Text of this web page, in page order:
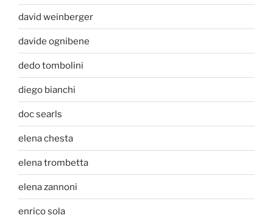
david weinberger
davide ognibene
dedo tombolini
diego bianchi
doc searls
elena chesta
elena trombetta
elena zannoni
enrico sola